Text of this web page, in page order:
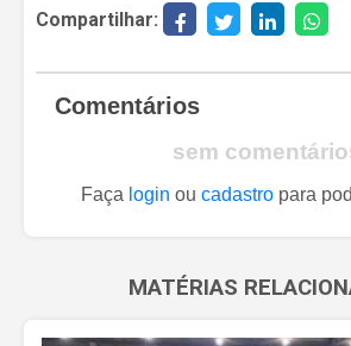
Compartilhar:
Comentários
sem
Faça login ou cadastropara
MATÉRIAS